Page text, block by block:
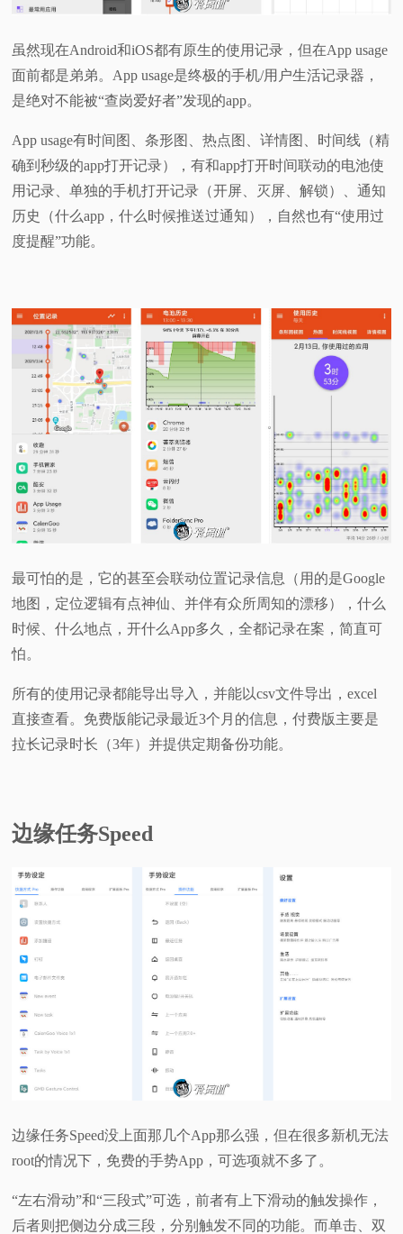
虽然现在Android和iOS都有原生的使用记录，但在App usage
面前都是弟弟。App usage是终极的手机/用户生活记录器，
是绝对不能被“查岗爱好者”发现的app。
App usage有时间图、条形图、热点图、详情图、时间线（精
确到秒级的app打开记录），有和app打开时间联动的电池使
用记录、单独的手机打开记录（开屏、灭屏、解锁）、通知
历史（什么app，什么时候推送过通知），自然也有“使用过
度提醒”功能。
最可怕的是，它的甚至会联动位置记录信息（用的是Google
地图，定位逻辑有点神仙、并伴有众所周知的漂移），什么
时候、什么地点，开什么App多久，全都记录在案，简直可
怕。
所有的使用记录都能导出导入，并能以csv文件导出，excel
直接查看。免费版能记录最近3个月的信息，付费版主要是
拉长记录时长（3年）并提供定期备份功能。
边缘任务Speed
边缘任务Speed没上面那几个App那么强，但在很多新机无法
root的情况下，免费的手势App，可选项就不多了。
“左右滑动”和“三段式”可选，前者有上下滑动的触发操作，
后者则把侧边分成三段，分别触发不同的功能。而单击、双